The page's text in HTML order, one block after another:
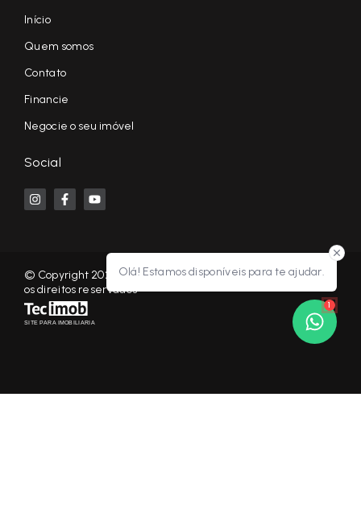
Olá! Estamos disponíveis para te ajudar.
1
Início
Quem somos
Contato
Financie
Negocie o seu imóvel
Social
© Copyright 2026 - KF NEGÓCIOS IMOBILIÁRIOS RP - Todos
os direitos reservados
SITE PARA IMOBILIARIA